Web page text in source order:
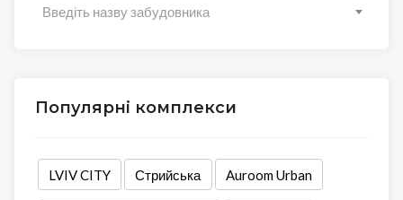
Введіть назву забудовника
Популярні комплекси
LVIV CITY Стрийська Auroom Urban